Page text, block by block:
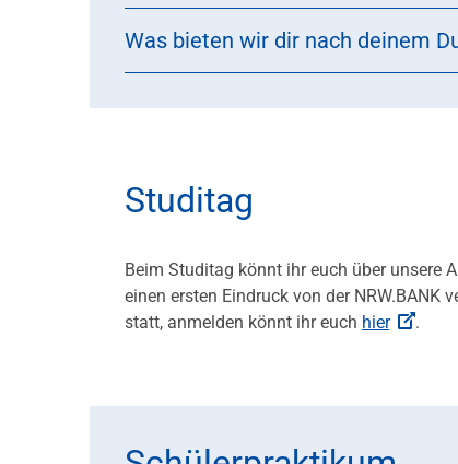
Was bieten wir dir nach deinem
Studitag
Beim Studitag könnt ihr euch über unsere
einen ersten Eindruck von der
statt, anmelden könnt ihr euch hier .